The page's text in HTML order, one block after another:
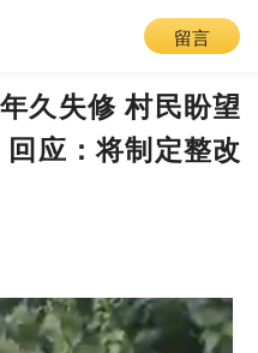
留言
久失修 村民盼望
应：将制定整改